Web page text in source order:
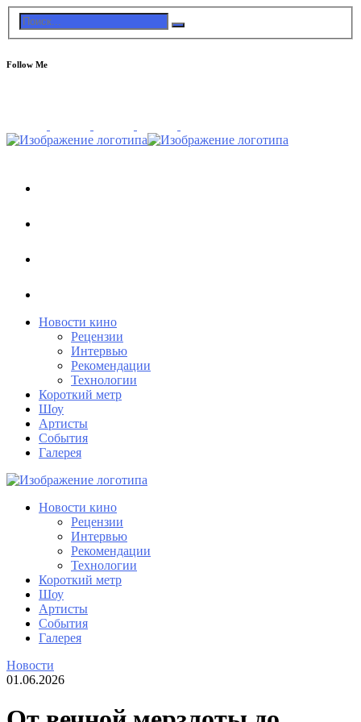
Follow Me
Новости кино
Рецензии
Интервью
Рекомендации
Технологии
Короткий метр
Шоу
Артисты
События
Галерея
Новости кино
Рецензии
Интервью
Рекомендации
Технологии
Короткий метр
Шоу
Артисты
События
Галерея
Новости
01.06.2026